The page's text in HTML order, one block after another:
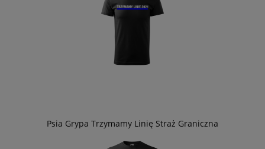
Psia Grypa Trzymamy Linię Straż Graniczna